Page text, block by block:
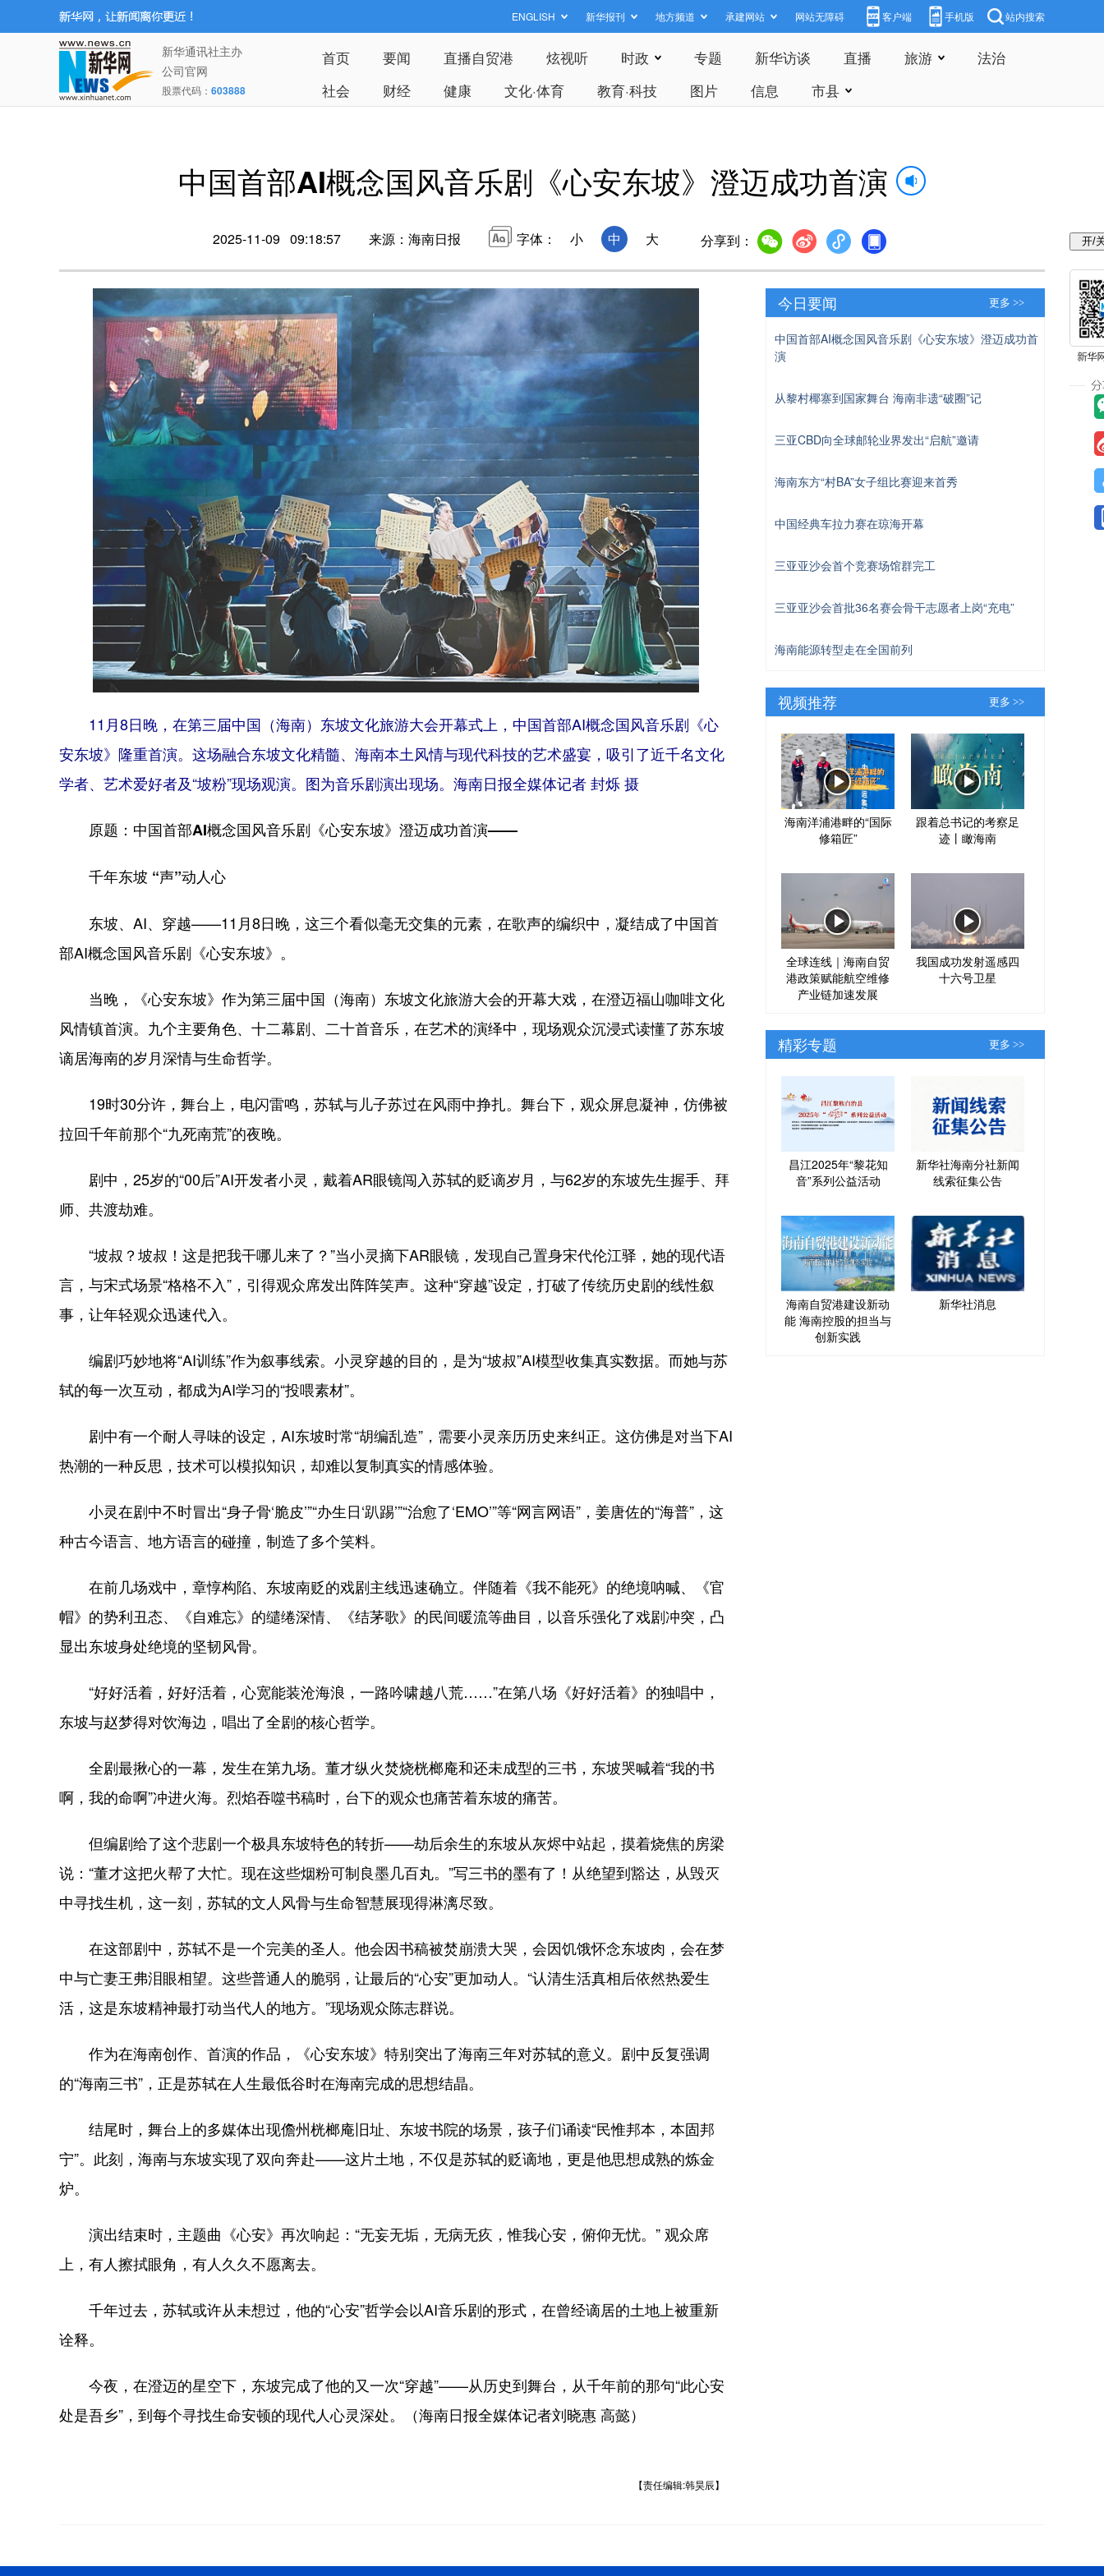
ENGLISH 新华报刊 地方频道 承建网站 网站无障碍 客户端 手机版 站内搜索
新华通讯社主办
公司官网
股票代码： 603888
首页 要闻 直播自贸港 炫视听 时政 专题 新华访谈 直播 旅游
法治
社会
财经 健康 文化·体育 教育·科技 图片 信息 市县
中国首部AI概念国风音乐剧《心安东坡》澄迈成功首演
2025-11-09 09:18:57 来源：海南日报 字体： 小 中 大 分享到：
11月8日晚，在第三届中国（海南）东坡文化旅游大会开幕式上，中国首部AI概念国风音乐剧《心
安东坡》隆重首演。这场融合东坡文化精髓、海南本土风情与现代科技的艺术盛宴，吸引了近千名文化
学者、艺术爱好者及“坡粉”现场观演。图为音乐剧演出现场。海南日报全媒体记者 封烁 摄
原题：中国首部AI概念国风音乐剧《心安东坡》澄迈成功首演——
千年东坡 “声”动人心
东坡、AI、穿越——11月8日晚，这三个看似毫无交集的元素，在歌声的编织中，凝结成了中国首
部AI概念国风音乐剧《心安东坡》。
当晚，《心安东坡》作为第三届中国（海南）东坡文化旅游大会的开幕大戏，在澄迈福山咖啡文化
风情镇首演。九个主要角色、十二幕剧、二十首音乐，在艺术的演绎中，现场观众沉浸式读懂了苏东坡
谪居海南的岁月深情与生命哲学。
19时30分许，舞台上，电闪雷鸣，苏轼与儿子苏过在风雨中挣扎。舞台下，观众屏息凝神，仿佛被
拉回千年前那个“九死南荒”的夜晚。
剧中，25岁的“00后”AI开发者小灵，戴着AR眼镜闯入苏轼的贬谪岁月，与62岁的东坡先生握手、拜
师、共渡劫难。
“坡叔？坡叔！这是把我干哪儿来了？”当小灵摘下AR眼镜，发现自己置身宋代伦江驿，她的现代语
言，与宋式场景“格格不入”，引得观众席发出阵阵笑声。这种“穿越”设定，打破了传统历史剧的线性叙
事，让年轻观众迅速代入。
编剧巧妙地将“AI训练”作为叙事线索。小灵穿越的目的，是为“坡叔”AI模型收集真实数据。而她与苏
轼的每一次互动，都成为AI学习的“投喂素材”。
剧中有一个耐人寻味的设定，AI东坡时常“胡编乱造”，需要小灵亲历历史来纠正。这仿佛是对当下AI
热潮的一种反思，技术可以模拟知识，却难以复制真实的情感体验。
小灵在剧中不时冒出“身子骨‘脆皮’”“办生日‘趴踢’”“治愈了‘EMO’”等“网言网语”，姜唐佐的“海普”，这
种古今语言、地方语言的碰撞，制造了多个笑料。
在前几场戏中，章惇构陷、东坡南贬的戏剧主线迅速确立。伴随着《我不能死》的绝境呐喊、《官
帽》的势利丑态、《自难忘》的缱绻深情、《结茅歌》的民间暖流等曲目，以音乐强化了戏剧冲突，凸
显出东坡身处绝境的坚韧风骨。
“好好活着，好好活着，心宽能装沧海浪，一路吟啸越八荒……”在第八场《好好活着》的独唱中，
东坡与赵梦得对饮海边，唱出了全剧的核心哲学。
全剧最揪心的一幕，发生在第九场。董才纵火焚烧桄榔庵和还未成型的三书，东坡哭喊着“我的书
啊，我的命啊”冲进火海。烈焰吞噬书稿时，台下的观众也痛苦着东坡的痛苦。
但编剧给了这个悲剧一个极具东坡特色的转折——劫后余生的东坡从灰烬中站起，摸着烧焦的房梁
说：“董才这把火帮了大忙。现在这些烟粉可制良墨几百丸。”写三书的墨有了！从绝望到豁达，从毁灭
中寻找生机，这一刻，苏轼的文人风骨与生命智慧展现得淋漓尽致。
在这部剧中，苏轼不是一个完美的圣人。他会因书稿被焚崩溃大哭，会因饥饿怀念东坡肉，会在梦
中与亡妻王弗泪眼相望。这些普通人的脆弱，让最后的“心安”更加动人。“认清生活真相后依然热爱生
活，这是东坡精神最打动当代人的地方。”现场观众陈志群说。
作为在海南创作、首演的作品，《心安东坡》特别突出了海南三年对苏轼的意义。剧中反复强调
的“海南三书”，正是苏轼在人生最低谷时在海南完成的思想结晶。
结尾时，舞台上的多媒体出现儋州桄榔庵旧址、东坡书院的场景，孩子们诵读“民惟邦本，本固邦
宁”。此刻，海南与东坡实现了双向奔赴——这片土地，不仅是苏轼的贬谪地，更是他思想成熟的炼金
炉。
演出结束时，主题曲《心安》再次响起：“无妄无垢，无病无疚，惟我心安，俯仰无忧。” 观众席
上，有人擦拭眼角，有人久久不愿离去。
千年过去，苏轼或许从未想过，他的“心安”哲学会以AI音乐剧的形式，在曾经谪居的土地上被重新
诠释。
今夜，在澄迈的星空下，东坡完成了他的又一次“穿越”——从历史到舞台，从千年前的那句“此心安
处是吾乡”，到每个寻找生命安顿的现代人心灵深处。（海南日报全媒体记者刘晓惠 高懿）
【责任编辑:韩昊辰】
今日要闻 更多 >>
中国首部AI概念国风音乐剧《心安东坡》澄迈成功首
演
从黎村椰寨到国家舞台 海南非遗“破圈”记
三亚CBD向全球邮轮业界发出“启航”邀请
海南东方“村BA”女子组比赛迎来首秀
中国经典车拉力赛在琼海开幕
三亚亚沙会首个竞赛场馆群完工
三亚亚沙会首批36名赛会骨干志愿者上岗“充电”
海南能源转型走在全国前列
视频推荐 更多 >>
海南洋浦港畔的“国际
修箱匠”
跟着总书记的考察足
迹丨瞰海南
全球连线｜海南自贸
港政策赋能航空维修
产业链加速发展
我国成功发射遥感四
十六号卫星
精彩专题 更多 >>
昌江2025年“黎花知
音”系列公益活动
新华社海南分社新闻
线索征集公告
海南自贸港建设新动
能 海南控股的担当与
创新实践
新华社消息